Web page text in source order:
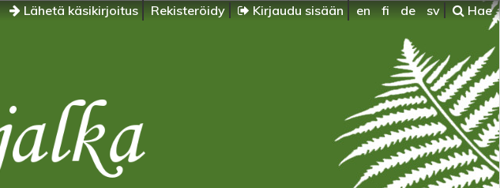
Lähetä käsikirjoitus Rekisteröidy Kirjaudu sisään en fi de sv Hae